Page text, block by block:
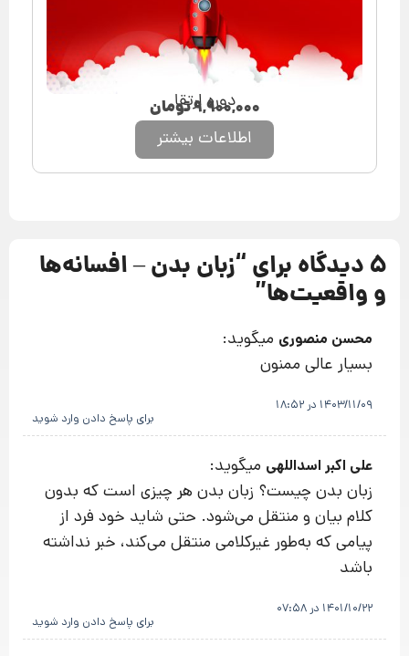
دوره ارتقا
۹,۹۰۰,۰۰۰تومان
اطلاعات بیشتر
5 دیدگاه برای “ زبان بدن – افسانه‌ها
و واقعیت‌ها”
محسن منصوری میگوید:
بسیار عالی ممنون
1403/11/09 در 18:52
برای پاسخ دادن وارد شوید
علی اکبر اسداللهی میگوید:
زبان بدن چیست؟ زبان بدن هر چیزی است که بدون
کلام بیان و منتقل می‌شود. حتی شاید خود فرد از
پیامی که به‌طور غیرکلامی منتقل می‌کند، خبر نداشته
باشد
1401/10/22 در 07:58
برای پاسخ دادن وارد شوید